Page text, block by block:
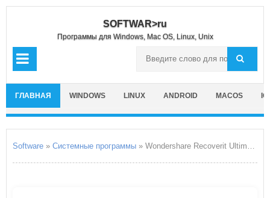
SOFTWAR>ru
Программы для Windows, Mac OS, Linux, Unix
ГЛАВНАЯ WINDOWS LINUX ANDROID MACOS
Software » Системные программы » Wondershare Recoverit Ultimate